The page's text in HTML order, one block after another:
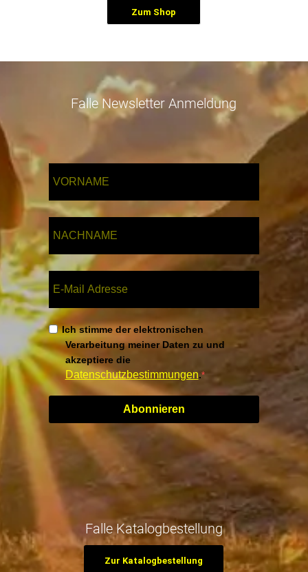
Zum Shop
Falle Newsletter Anmeldung
Ich stimme der elektronischen
Verarbeitung meiner Daten zu und
akzeptiere die
Datenschutzbestimmungen.
Abonnieren
Falle Katalogbestellung
Zur Katalogbestellung